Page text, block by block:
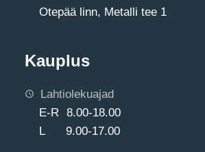
Otepää linn, Metalli tee 1
Kauplus
Lahtiolekuajad
E-R 8.00-18.00
L 9.00-17.00